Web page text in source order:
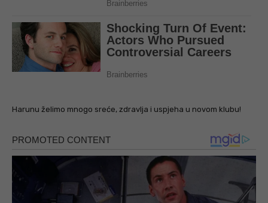
Harunu želimo mnogo sreće, zdravlja i uspjeha u novom klubu!